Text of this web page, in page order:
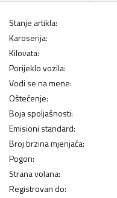
Stanje artikla:
Karoserija:
Kilovata:
Porijeklo vozila:
Vodi se na mene:
Oštećenje:
Boja spoljašnosti:
Emisioni standard:
Broj brzina mjenjača:
Pogon:
Strana volana:
Registrovan do: